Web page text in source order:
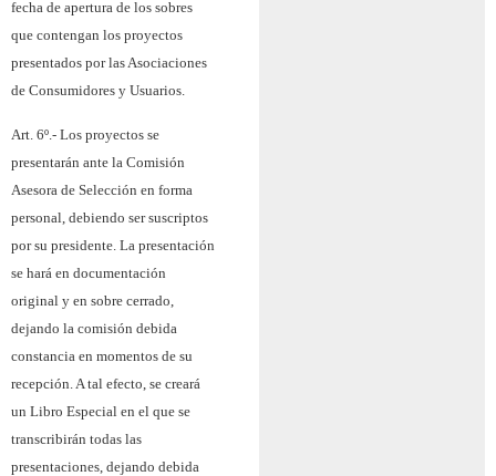
fecha de apertura de los sobres
que contengan los proyectos
presentados por las Asociaciones
de Consumidores y Usuarios.
Art. 6º.- Los proyectos se
presentarán ante la Comisión
Asesora de Selección en forma
personal, debiendo ser suscriptos
por su presidente. La presentación
se hará en documentación
original y en sobre cerrado,
dejando la comisión debida
constancia en momentos de su
recepción. A tal efecto, se creará
un Libro Especial en el que se
transcribirán todas las
presentaciones, dejando debida